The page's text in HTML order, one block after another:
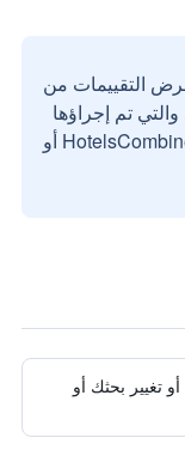
التقييمات من
تم إجراؤها
بواسطة مستخدمين حقيقيين مع HotelsCombined أو
تغيير بحثك أو